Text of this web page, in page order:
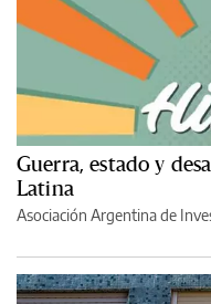
Guerra, estado y
Latina
Asociación Argentina de